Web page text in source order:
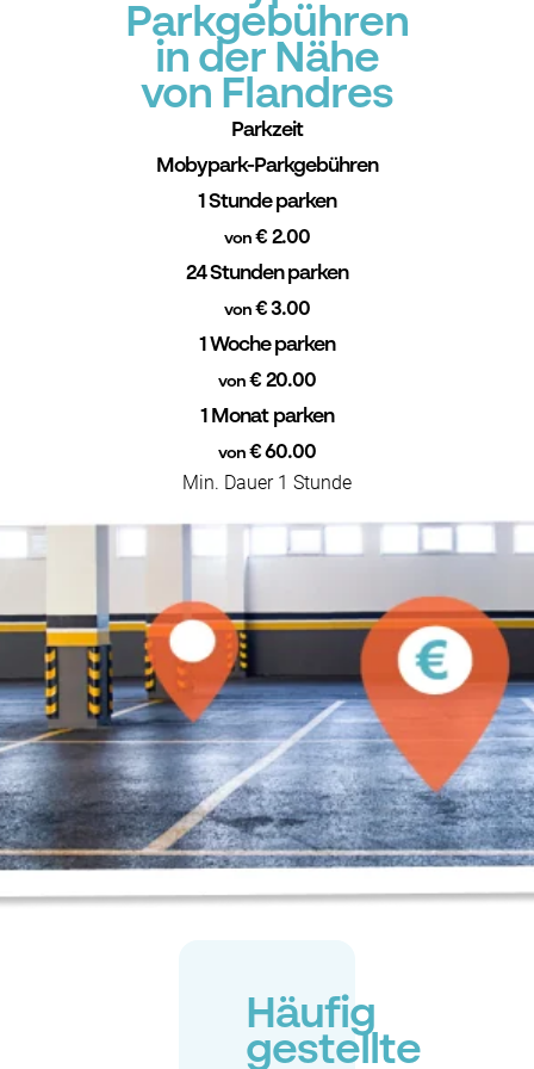
Parkgebühren
in der Nähe
von Flandres
Parkzeit
Mobypark-Parkgebühren
1 Stunde parken
von € 2.00
24 Stunden parken
von€ 3.00
1 Woche parken
von € 20.00
1 Monat parken
von€ 60.00
Min. Dauer 1 Stunde
Häufig
gestellte